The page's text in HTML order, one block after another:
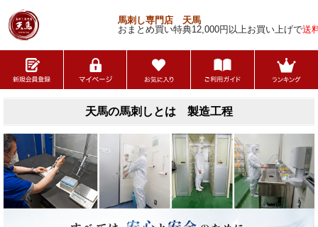
馬刺し専門店 天馬
おまとめ買い特典12,000円以上お買い上げで送
天馬の馬刺しとは 製造工程